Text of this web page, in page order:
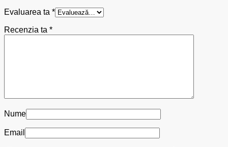
Evaluarea ta *
Recenzia ta *
Nume
Email